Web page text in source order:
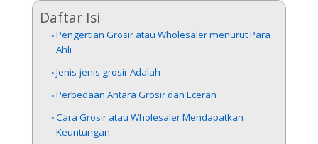
Daftar Isi
Pengertian Grosir atau Wholesaler menurut Para
Ahli
Jenis-jenis grosir Adalah
Perbedaan Antara Grosir dan Eceran
Cara Grosir atau Wholesaler Mendapatkan
Keuntungan